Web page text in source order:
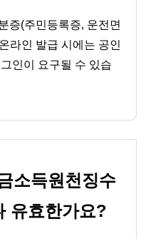
증(주민등록증, 운전면
라인 발급 시에는 공인
인이 요구될 수 있습
소득원천징수
유효한가요?